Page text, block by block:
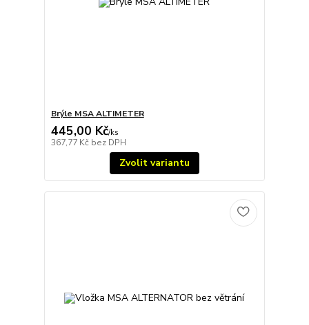
Brýle MSA ALTIMETER
445,00 Kč/ks
367,77 Kč bez DPH
Zvolit variantu